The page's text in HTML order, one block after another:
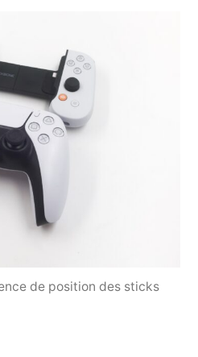
de position des sticks